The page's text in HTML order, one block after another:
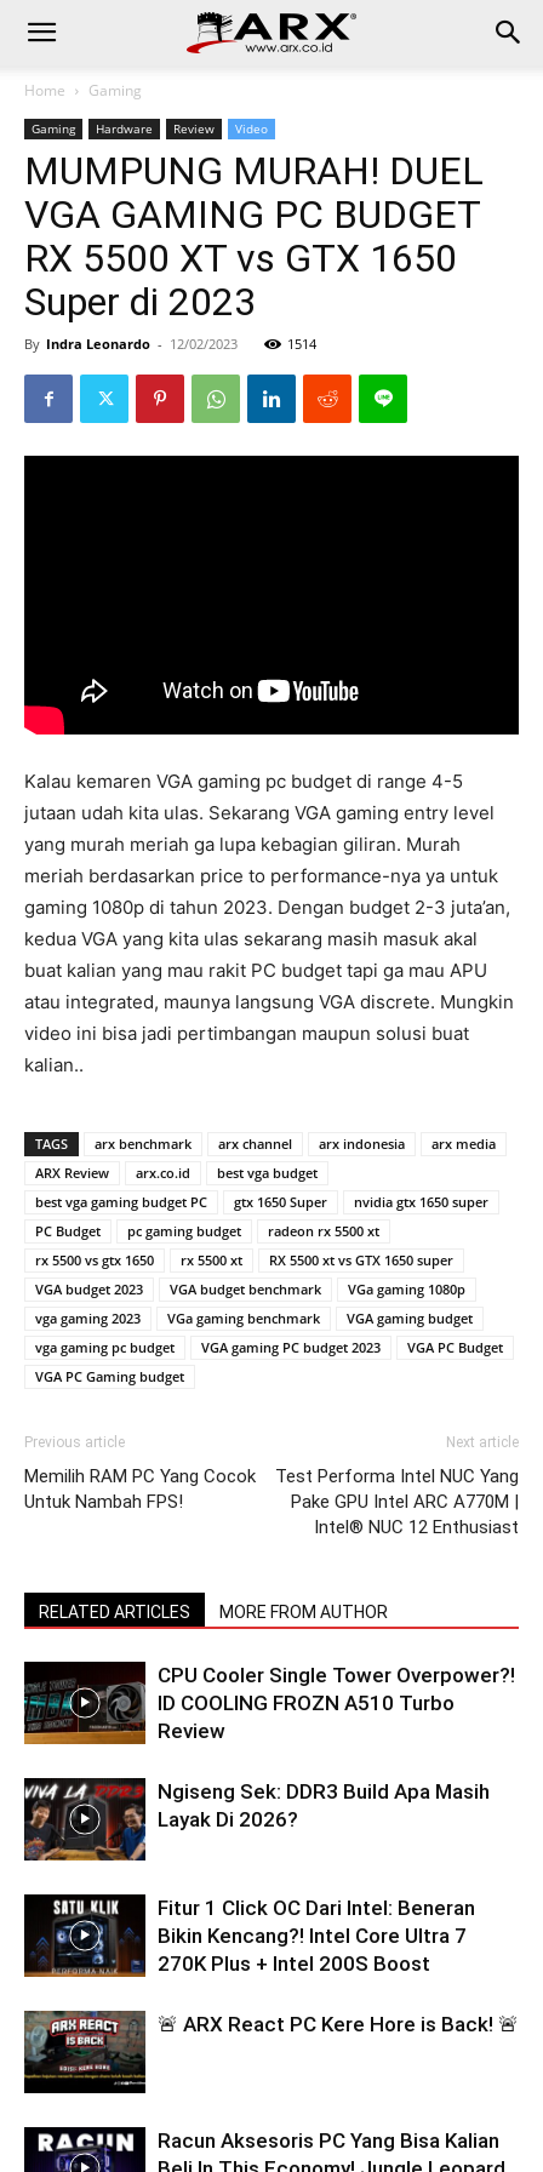
Home Gaming
Gaming Hardware Review Video
MUMPUNG MURAH! DUEL
VGA GAMING PC BUDGET
RX 5500 XT vs GTX 1650
Super di 2023
By Indra Leonardo - 12/02/2023 1514
Kalau kemaren VGA gaming pc budget di range 4-5
jutaan udah kita ulas. Sekarang VGA gaming entry level
yang murah meriah ga lupa kebagian giliran. Murah
meriah berdasarkan price to performance-nya ya untuk
gaming 1080p di tahun 2023. Dengan budget 2-3 juta’an,
kedua VGA yang kita ulas sekarang masih masuk akal
buat kalian yang mau rakit PC budget tapi ga mau APU
atau integrated, maunya langsung VGA discrete. Mungkin
video ini bisa jadi pertimbangan maupun solusi buat
kalian..
TAGS arx benchmark arx channel arx indonesia
arx media
ARX Review
arx.co.id
best vga budget
best vga gaming budget PC
gtx 1650 Super
nvidia gtx 1650 super
PC Budget
pc gaming budget
radeon rx 5500 xt
rx 5500 vs gtx 1650
rx 5500 xt
RX 5500 xt vs GTX 1650 super
VGA budget 2023
VGA budget benchmark
VGa gaming 1080p
vga gaming 2023
VGa gaming benchmark
VGA gaming budget
vga gaming pc budget
VGA gaming PC budget 2023
VGA PC Budget
VGA PC Gaming budget
Previous article
Memilih RAM PC Yang Cocok
Untuk Nambah FPS!
Next article
Test Performa Intel NUC Yang
Pake GPU Intel ARC A770M |
Intel® NUC 12 Enthusiast
RELATED ARTICLES MORE FROM AUTHOR
CPU Cooler Single Tower Overpower?!
ID COOLING FROZN A510 Turbo
Review
Ngiseng Sek: DDR3 Build Apa Masih
Layak Di 2026?
Fitur 1 Click OC Dari Intel: Beneran
Bikin Kencang?! Intel Core Ultra 7
270K Plus + Intel 200S Boost
🚨 ARX React PC Kere Hore is Back! 🚨
Racun Aksesoris PC Yang Bisa Kalian